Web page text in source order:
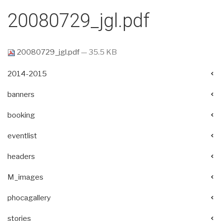
20080729_jgl.pdf
20080729_jgl.pdf— 35.5 KB
2014-2015
banners
booking
eventlist
headers
M_images
phocagallery
stories